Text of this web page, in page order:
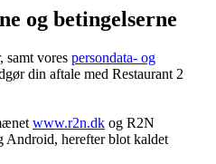
og betingelserne
samt vores persondata- og
din aftale med Restaurant 2
www.r2n.dk og R2N
Android, herefter blot kaldet